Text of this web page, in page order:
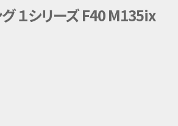
１シリーズ F40 M135ix